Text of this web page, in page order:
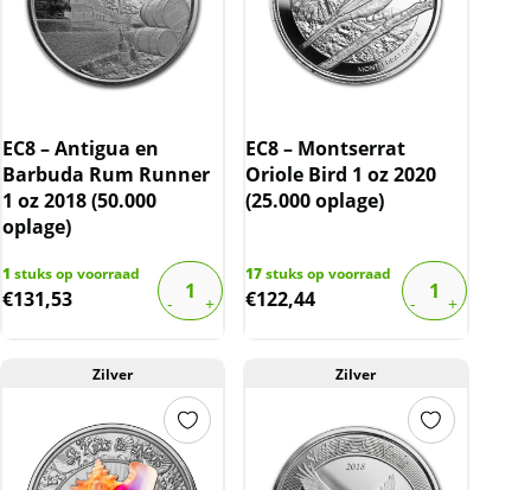
EC8 – Antigua en
Barbuda Rum Runner
1 oz 2018 (50.000
oplage)
1 stuks op voorraad
€131,53
EC8 – Montserrat
Oriole Bird 1 oz 2020
(25.000 oplage)
17stuks op voorraad
€122,44
Zilver Zilver